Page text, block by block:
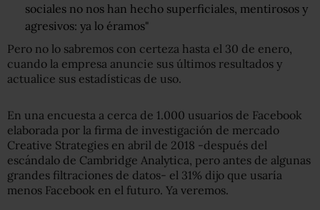
sociales no nos han hecho superficiales, mentirosos y
agresivos: ya lo éramos"
Pero no lo sabremos con certeza hasta el 30 de enero,
cuando la empresa anuncie sus últimos resultados y
actualice sus estadísticas de uso.
En una encuesta a cerca de 1.000 usuarios de Facebook
elaborada por la firma de investigación de mercado
Creative Strategies en abril de 2018 -después del
escándalo de Cambridge Analytica, pero antes de algunas
grandes filtraciones de datos- el 31% dijo que usaría
menos Facebook en el futuro. Ya veremos.